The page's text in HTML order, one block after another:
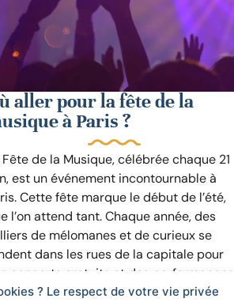
? Le respect de votre vie privée
aller pour la fête de la
à Paris ?
Fête de la Musique, célébrée chaque 21
est un événement incontournable à
Cette fête marque le début de l’été,
l’on attend tant. Chaque année, des
de mélomanes et de curieux se
dans les rues de la capitale pour
concerts gratuits et des performances...